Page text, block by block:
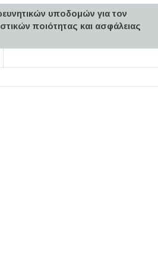
υποδομών για τον
ποιότητας και ασφάλειας